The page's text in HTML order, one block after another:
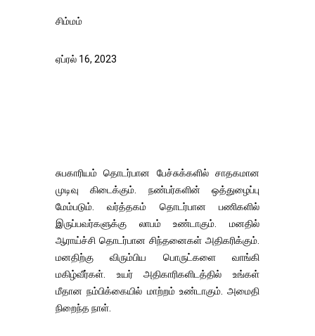
சிம்மம்
ஏப்ரல் 16, 2023
சுபகாரியம் தொடர்பான பேச்சுக்களில் சாதகமான
முடிவு கிடைக்கும். நண்பர்களின் ஒத்துழைப்பு
மேம்படும். வர்த்தகம் தொடர்பான பணிகளில்
இருப்பவர்களுக்கு லாபம் உண்டாகும். மனதில்
ஆராய்ச்சி தொடர்பான சிந்தனைகள் அதிகரிக்கும்.
மனதிற்கு விரும்பிய பொருட்களை வாங்கி
மகிழ்வீர்கள். உயர் அதிகாரிகளிடத்தில் உங்கள்
மீதான நம்பிக்கையில் மாற்றம் உண்டாகும். அமைதி
நிறைந்த நாள்.